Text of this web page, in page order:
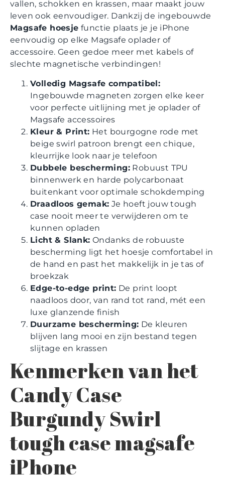
vallen, schokken en krassen, maar maakt jouw
leven ook eenvoudiger. Dankzij de ingebouwde
Magsafe hoesje functie plaats je je iPhone
eenvoudig op elke Magsafe oplader of
accessoire. Geen gedoe meer met kabels of
slechte magnetische verbindingen!
Volledig Magsafe compatibel:
Ingebouwde magneten zorgen elke keer
voor perfecte uitlijning met je oplader of
Magsafe accessoires
Kleur & Print: Het bourgogne rode met
beige swirl patroon brengt een chique,
kleurrijke look naar je telefoon
Dubbele bescherming: Robuust TPU
binnenwerk en harde polycarbonaat
buitenkant voor optimale schokdemping
Draadloos gemak: Je hoeft jouw tough
case nooit meer te verwijderen om te
kunnen opladen
Licht & Slank: Ondanks de robuuste
bescherming ligt het hoesje comfortabel in
de hand en past het makkelijk in je tas of
broekzak
Edge-to-edge print: De print loopt
naadloos door, van rand tot rand, mét een
luxe glanzende finish
Duurzame bescherming: De kleuren
blijven lang mooi en zijn bestand tegen
slijtage en krassen
Kenmerken van het
Candy Case
Burgundy Swirl
tough case magsafe
iPhone